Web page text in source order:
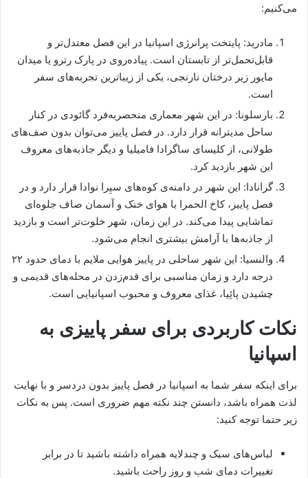
می‌کنیم:
مادرید: پایتخت پرانرژی اسپانیا در این فصل معتدل‌تر و
قابل‌تحمل‌تر از تابستان است. پیاده‌روی در پارک رترو یا میدان
مایور زیر درختان نارنجی، یکی از زیباترین تجربه‌های سفر
است.
بارسلونا: در این شهر معماری منحصربه‌فرد گائودی در کنار
ساحل مدیترانه قرار دارد. در فصل پاییز می‌توان بدون صف‌های
طولانی، از کلیسای ساگرادا فامیلیا و دیگر جاذبه‌های معروف
این شهر بازدید کرد.
گرانادا: این شهر در دامنه‌ی کوه‌های سیِرا نوادا قرار دارد و در
فصل پاییز، کاخ الحمرا با هوای خنک و آسمان صاف جلوه‌ای
تماشایی پیدا می‌کند. در این زمان، شهر خلوت‌تر است و بازدید
از جاذبه‌ها با آرامش بیشتری انجام می‌شود.
والنسیا: این شهر ساحلی در پاییز هوایی ملایم با دمای حدود ۲۲
درجه دارد و زمان مناسبی برای قدم‌زدن در محله‌های قدیمی و
چشیدن پائِیا، غذای معروف و محبوب اسپانیایی است.
نکات کاربردی برای سفر پاییزی به
اسپانیا
برای اینکه سفر شما به اسپانیا در فصل پاییز بدون دردسر و با نهایت
لذت همراه باشد، دانستن چند نکته مهم ضروری است. پس به نکات
زیر حتما توجه کنید:
لباس‌های سبک و چندلایه همراه داشته باشید تا در برابر
تغییرات دمای شب و روز راحت باشید.